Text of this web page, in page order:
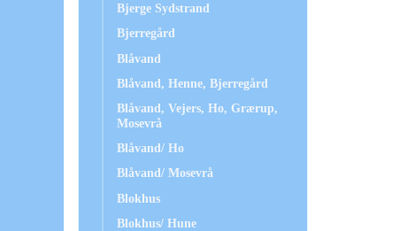
Bjerge Sydstrand
Bjerregård
Blåvand
Blåvand, Henne, Bjerregård
Blåvand, Vejers, Ho, Grærup,
Mosevrå
Blåvand/ Ho
Blåvand/ Mosevrå
Blokhus
Blokhus/ Hune